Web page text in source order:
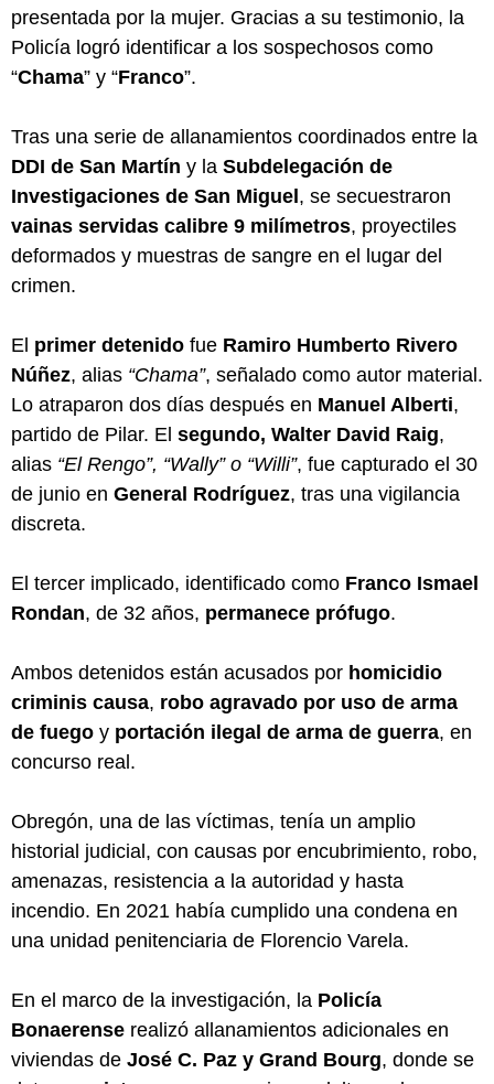
presentada por la mujer. Gracias a su testimonio, la
Policía logró identificar a los sospechosos como
“Chama” y “Franco”.
Tras una serie de allanamientos coordinados entre la
DDI de San Martín y la Subdelegación de
Investigaciones de San Miguel, se secuestraron
vainas servidas calibre 9 milímetros, proyectiles
deformados y muestras de sangre en el lugar del
crimen.
El primer detenido fue Ramiro Humberto Rivero
Núñez, alias “Chama”, señalado como autor material.
Lo atraparon dos días después en Manuel Alberti,
partido de Pilar. El segundo, Walter David Raig,
alias “El Rengo”, “Wally” o “Willi”, fue capturado el 30
de junio en General Rodríguez, tras una vigilancia
discreta.
El tercer implicado, identificado como Franco Ismael
Rondan, de 32 años, permanece prófugo.
Ambos detenidos están acusados por homicidio
criminis causa, robo agravado por uso de arma
de fuego y portación ilegal de arma de guerra, en
concurso real.
Obregón, una de las víctimas, tenía un amplio
historial judicial, con causas por encubrimiento, robo,
amenazas, resistencia a la autoridad y hasta
incendio. En 2021 había cumplido una condena en
una unidad penitenciaria de Florencio Varela.
En el marco de la investigación, la Policía
Bonaerense realizó allanamientos adicionales en
viviendas de José C. Paz y Grand Bourg, donde se